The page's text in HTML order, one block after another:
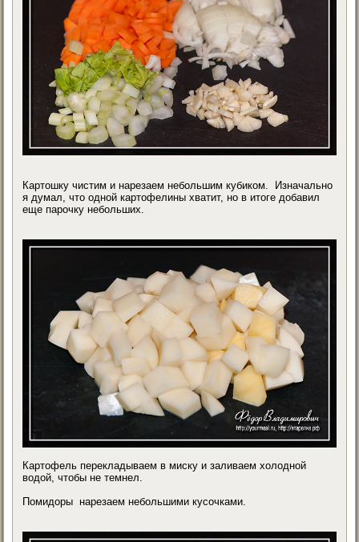
Картошку чистим и нарезаем небольшим кубиком. Изначально
я думал, что одной картофелины хватит, но в итоге добавил
еще парочку небольших.
Картофель перекладываем в миску и заливаем холодной
водой, чтобы не темнел.
Помидоры нарезаем небольшими кусочками.